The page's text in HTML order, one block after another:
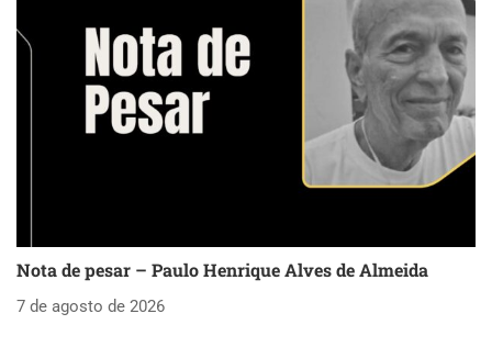
Nota de pesar – Paulo Henrique Alves de Almeida
7 de agosto de 2026